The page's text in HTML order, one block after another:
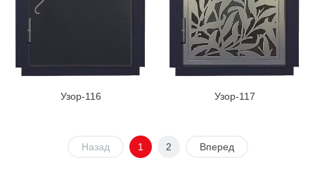
Узор-116 Узор-117
Назад 1 2 Вперед